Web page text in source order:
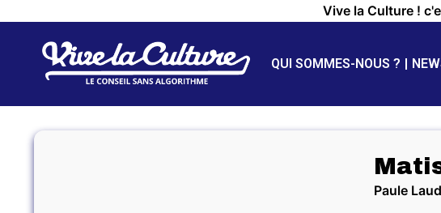
Vive la Culture !
QUI SOMMES-NOUS ?
Paule